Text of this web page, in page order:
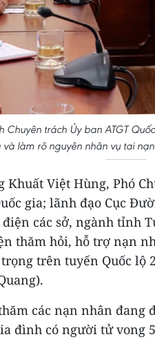
Chuyên trách Ủy ban ATGT
và làm rõ nguyên nhân vụ tai
Khuất Việt Hùng, Phó
gia; lãnh đạo Cục
các sở, ngành tỉnh
thăm hỏi, hỗ trợ nạn
trên tuyến Quốc lộ
các nạn nhân đang
đình có người tử